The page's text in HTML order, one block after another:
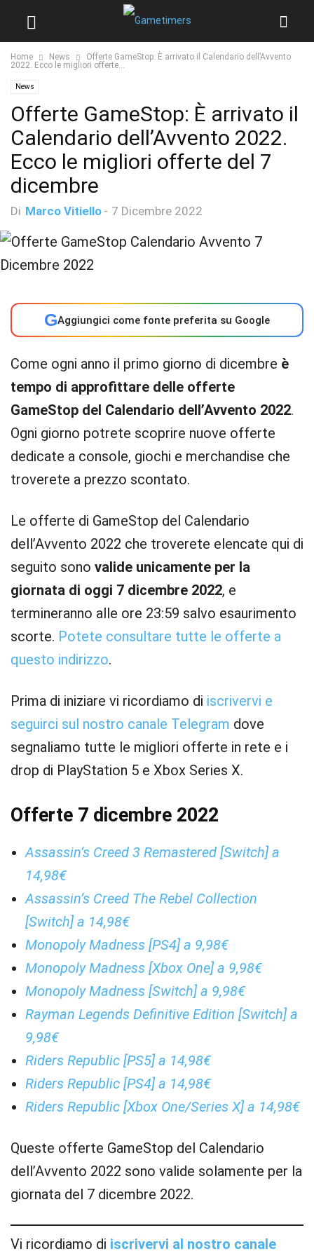
Home News
Offerte GameStop: È arrivato il Calendario dell’Avvento
2022. Ecco le migliori offerte...
News
Offerte GameStop: È arrivato il
Calendario dell’Avvento 2022.
Ecco le migliori offerte del 7
dicembre
Di Marco Vitiello - 7 Dicembre 2022
GAggiungici come fonte preferita su Google
Come ogni anno il primo giorno di dicembre è
tempo di approfittare delle offerte
GameStop del Calendario dell’Avvento 2022.
Ogni giorno potrete scoprire nuove offerte
dedicate a console, giochi e merchandise che
troverete a prezzo scontato.
Le offerte di GameStop del Calendario
dell’Avvento 2022 che troverete elencate qui di
seguito sono valide unicamente per la
giornata di oggi 7 dicembre 2022, e
termineranno alle ore 23:59 salvo esaurimento
scorte. Potete consultare tutte le offerte a
questo indirizzo.
Prima di iniziare vi ricordiamo di iscrivervi e
seguirci sul nostro canale Telegram dove
segnaliamo tutte le migliori offerte in rete e i
drop di PlayStation 5 e Xbox Series X.
Offerte 7 dicembre 2022
Assassin’s Creed 3 Remastered [Switch] a
14,98€
Assassin’s Creed The Rebel Collection
[Switch] a 14,98€
Monopoly Madness [PS4] a 9,98€
Monopoly Madness [Xbox One] a 9,98€
Monopoly Madness [Switch] a 9,98€
Rayman Legends Definitive Edition [Switch] a
9,98€
Riders Republic [PS5] a 14,98€
Riders Republic [PS4] a 14,98€
Riders Republic [Xbox One/Series X] a 14,98€
Queste offerte GameStop del Calendario
dell’Avvento 2022 sono valide solamente per la
giornata del 7 dicembre 2022.
Vi ricordiamo di iscrivervi al nostro canale